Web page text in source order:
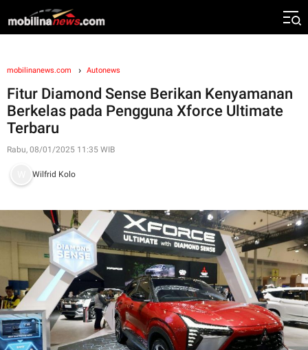
mobilinanews.com Autonews
Fitur Diamond Sense Berikan Kenyamanan
Berkelas pada Pengguna Xforce Ultimate
Terbaru
Rabu, 08/01/2025 11:35 WIB
Wilfrid Kolo